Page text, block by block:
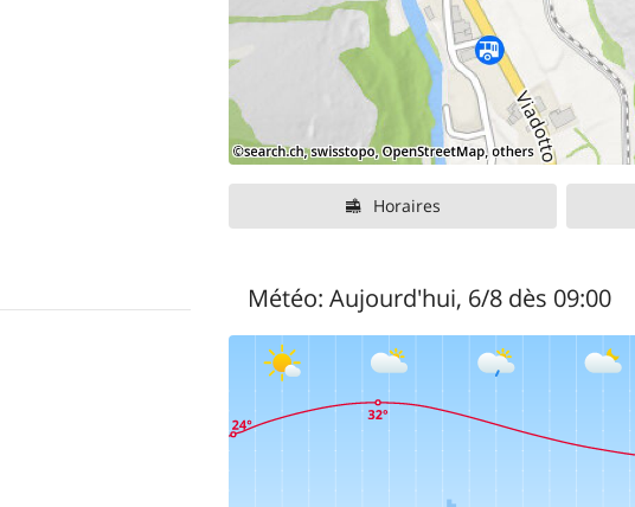
Horaires
Météo: Aujourd'hui, 6/8 dès 09:00